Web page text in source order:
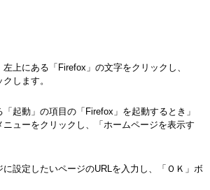
上にある「Firefox」の文字をクリックし、
します。
起動」の項目の「Firefox」を起動するとき」
ューをクリックし、「ホームページを表示す
に設定したいページのURLを入力し、「ＯＫ」ボ